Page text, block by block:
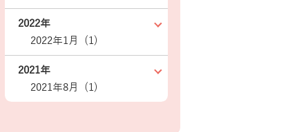
2022年
2022年1月 (1)
2021年
2021年8月 (1)